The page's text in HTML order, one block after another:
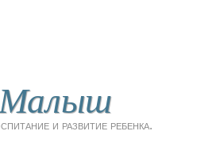
и развитие ребенка.